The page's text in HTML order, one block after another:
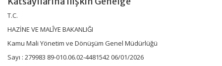
T.C.
HAZİNE VE MALÎYE BAKANLIĞI
Kamu Mali Yönetim ve Dönüşüm Genel Müdürlüğü
Sayı : 279983 89-010.06.02-4481542 06/01/2026